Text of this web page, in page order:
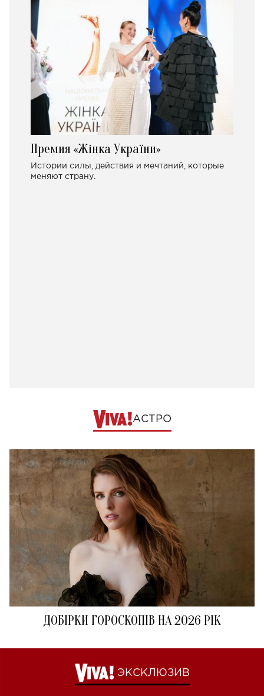
Премия «Жінка України»
Истории силы, действия и мечтаний, которые
меняют страну.
АСТРО
ДОБІРКИ ГОРОСКОПІВ НА 2026 РІК
ЭКСКЛЮЗИВ